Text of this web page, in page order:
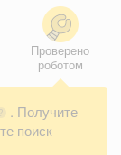
Проверено
роботом
?
. Получите
поиск